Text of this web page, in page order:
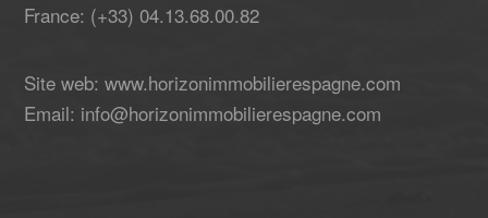
France: (+33) 04.13.68.00.82
Site web: www.horizonimmobilierespagne.com
Email: info@horizonimmobilierespagne.com